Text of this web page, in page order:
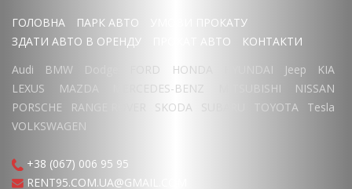
ГОЛОВНА ПАРК АВТО
УМОВИ ПРОКАТУ
ЗДАТИ АВТО В ОРЕНДУ
ПРОКАТ АВТО
КОНТАКТИ
Audi
BMW Dodge FORD HONDA HYUNDAI Jeep
KIA
LEXUS
MAZDA MERCEDES-BENZ MITSUBISHI
NISSAN
PORSCHE
RANGE ROVER SKODA TOYOTA
Tesla
VOLKSWAGEN
+38 (067) 006 95 95
RENT95.COM.UA@GMAIL.COM